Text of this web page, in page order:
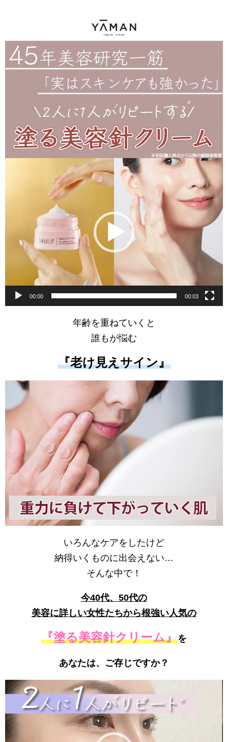
00:00 00:03
年齢を重ねていくと
誰もが悩む
『老け見えサイン』
いろんなケアをしたけど
納得いくものに出会えない…
そんな中で！
今40代、50代の
美容に詳しい女性たちから根強い人気の
『塗る美容針クリーム』を
あなたは、ご存じですか？
動
プ
レ